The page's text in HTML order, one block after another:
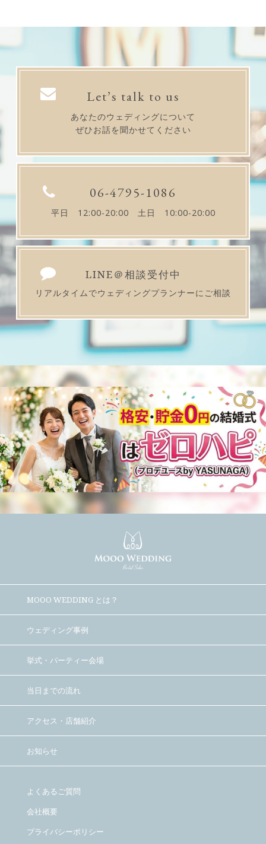
Let’s talk to us
あなたのウェディングについて
ぜひお話を聞かせてください
06-4795-1086
平日 12:00-20:00 土日 10:00-20:00
LINE＠相談受付中
リアルタイムでウェディングプランナーにご相談
MOOO WEDDING とは？
ウェディング事例
挙式・パーティー会場
当日までの流れ
アクセス・店舗紹介
お知らせ
よくあるご質問
会社概要
プライバシーポリシー